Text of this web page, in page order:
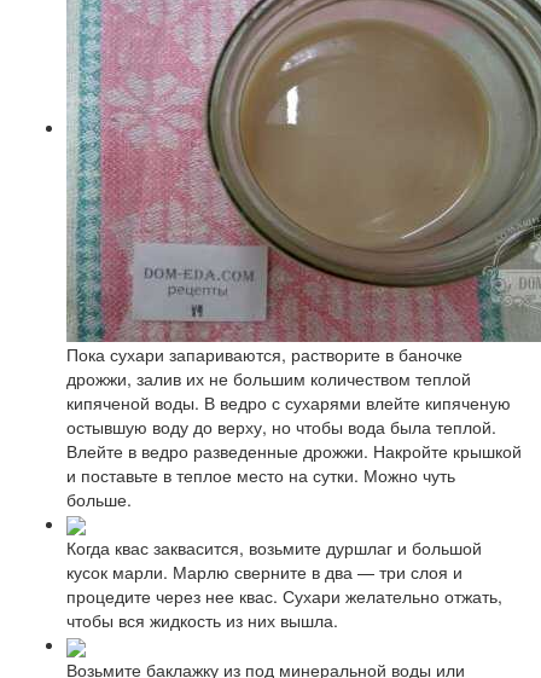
Пока сухари запариваются, растворите в баночке
дрожжи, залив их не большим количеством теплой
кипяченой воды. В ведро с сухарями влейте кипяченую
остывшую воду до верху, но чтобы вода была теплой.
Влейте в ведро разведенные дрожжи. Накройте крышкой
и поставьте в теплое место на сутки. Можно чуть
больше.
Когда квас заквасится, возьмите дуршлаг и большой
кусок марли. Марлю сверните в два — три слоя и
процедите через нее квас. Сухари желательно отжать,
чтобы вся жидкость из них вышла.
Возьмите баклажку из под минеральной воды или